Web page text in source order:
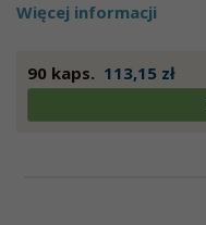
Więcej informacji
90 kaps. 113,15 zł